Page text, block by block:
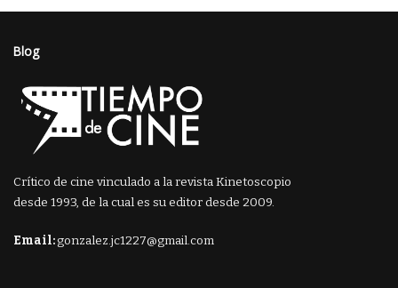
Blog
Crítico de cine vinculado a la revista Kinetoscopio
desde 1993, de la cual es su editor desde 2009.
Email:gonzalez.jc1227@gmail.com